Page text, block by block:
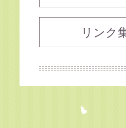
リンク